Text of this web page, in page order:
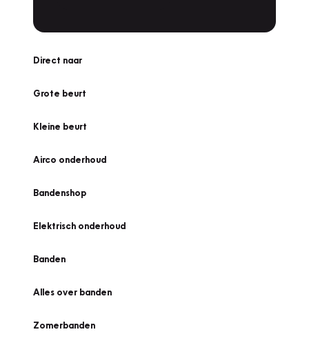
Direct naar
Grote beurt
Kleine beurt
Airco onderhoud
Bandenshop
Elektrisch onderhoud
Banden
Alles over banden
Zomerbanden